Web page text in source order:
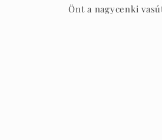
Önt a nagycenki